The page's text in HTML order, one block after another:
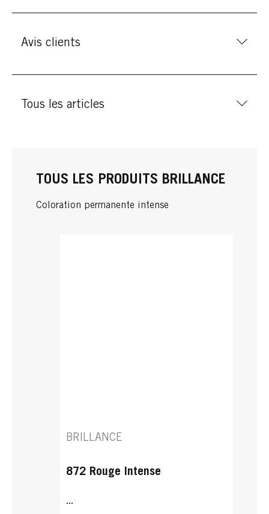
Avis clients
Tous les articles
TOUS LES PRODUITS BRILLANCE
Coloration permanente intense
BRILLANCE
872 Rouge Intense
...